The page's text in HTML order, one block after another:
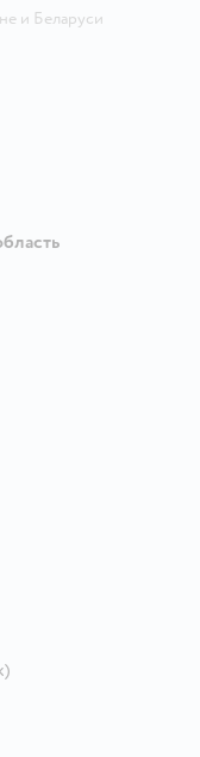
и Беларуси